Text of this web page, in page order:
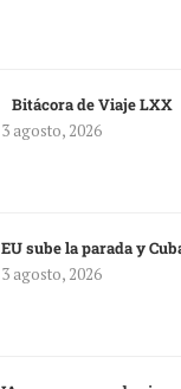
Bitácora de Viaje LXX
3 agosto, 2026
EU sube la parada y
3 agosto, 2026